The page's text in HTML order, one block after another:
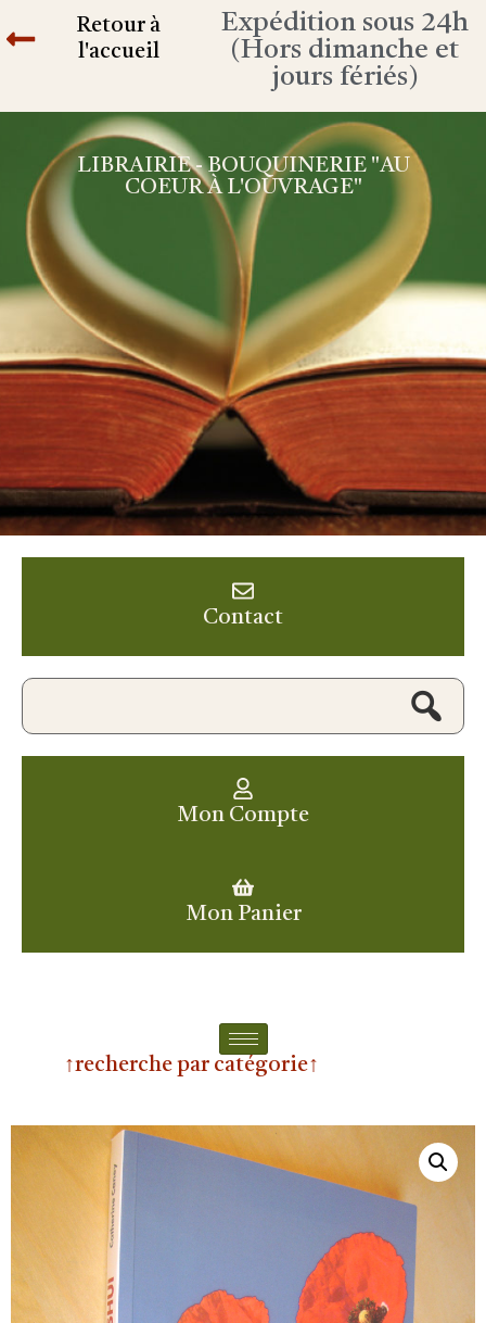
Retour à
l'accueil
Expédition sous 24h
(Hors dimanche et
jours fériés)
LIBRAIRIE - BOUQUINERIE "AU
COEUR À L'OUVRAGE"
Contact
Mon Compte
Mon Panier
↑recherche par catégorie↑